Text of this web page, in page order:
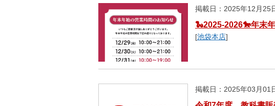
掲載日：2025年12月25
🐍2025-2026🐎年末
[池袋本店]
掲載日：2025年03月01